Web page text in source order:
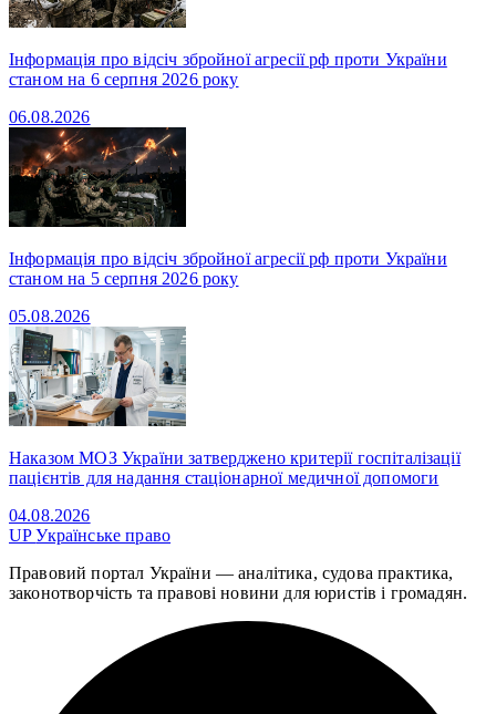
Інформація про відсіч збройної агресії рф проти України
станом на 6 серпня 2026 року
06.08.2026
Інформація про відсіч збройної агресії рф проти України
станом на 5 серпня 2026 року
05.08.2026
Наказом МОЗ України затверджено критерії госпіталізації
пацієнтів для надання стаціонарної медичної допомоги
04.08.2026
UPУкраїнське право
Правовий портал України — аналітика, судова практика,
законотворчість та правові новини для юристів і громадян.